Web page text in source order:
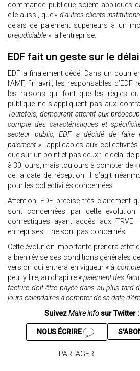
commande publique soient appliqués
elle aussi, que « d’autres clients
délais de paiement supérieurs à un
préjudiciable » à l’entreprise.
EDF fait un geste sur le délai
EDF a finalement cédé. Dans un
l’AMF, fin avril, les responsables d’EDF
les raisons qui font que les règles
publique ne s’appliquent pas aux
Toutefois, demeurant attentif aux
compte des caractéristiques et
secteur public, EDF a décidé de faire
paiement » applicables aux
que sur un point et pas deux : le délai de
à 30 jours, mais toujours à compter de «
de la date de réception. Il s’agit
pour les collectivités concernées.
Attention, EDF précise très clairement
sont concernées par cette
domestiques ayant accès aux TRVE
entreprises – ne sont pas concernés.
Cette évolution importante prendra effet
a bien révisé ses conditions générales
version qui entrera en vigueur « à
peut y lire, au chapitre « paiement des
facture doit être payée dans au plus tard
jours calendaires à compter de sa date
SuivezMaire info sur Twitter :
NOUS ÉCRIRE
PARTAGER